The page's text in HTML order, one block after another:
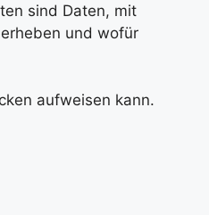
sind Daten, mit
und wofür
aufweisen kann.